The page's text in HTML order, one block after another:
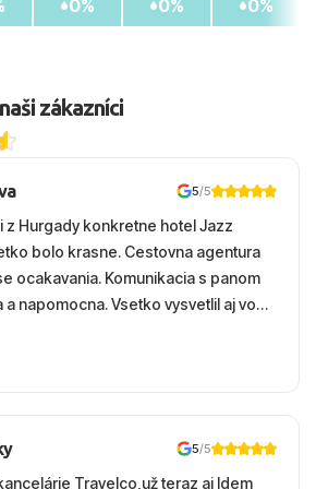
0%
0%
0%
zákazníci
5/5
z Hurgady konkretne hotel Jazz
bolo krasne. Cestovna agentura
ocakavania. Komunikacia s panom
a napomocna. Vsetko vysvetlil aj vo
zaco sa ospravedlnujem. Hotel
top. Strava, prostredie, more,
5/5
Travelco,už teraz aj Idem